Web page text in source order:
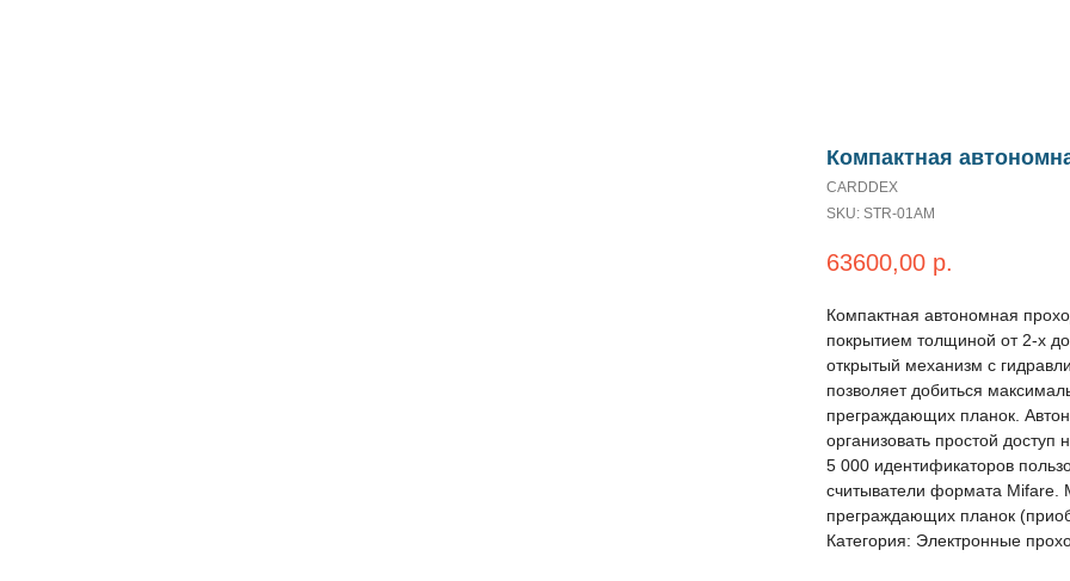
Компактная
CARDDEX
SKU: STR-01AM
63600,00 р.
Компактная автономная
покрытием толщиной от 2-х
открытый механизм c
позволяет добиться
преграждающих планок.
организовать простой
5 000 идентификаторов
считыватели формата Mifare.
преграждающих планок
Категория: Электронные